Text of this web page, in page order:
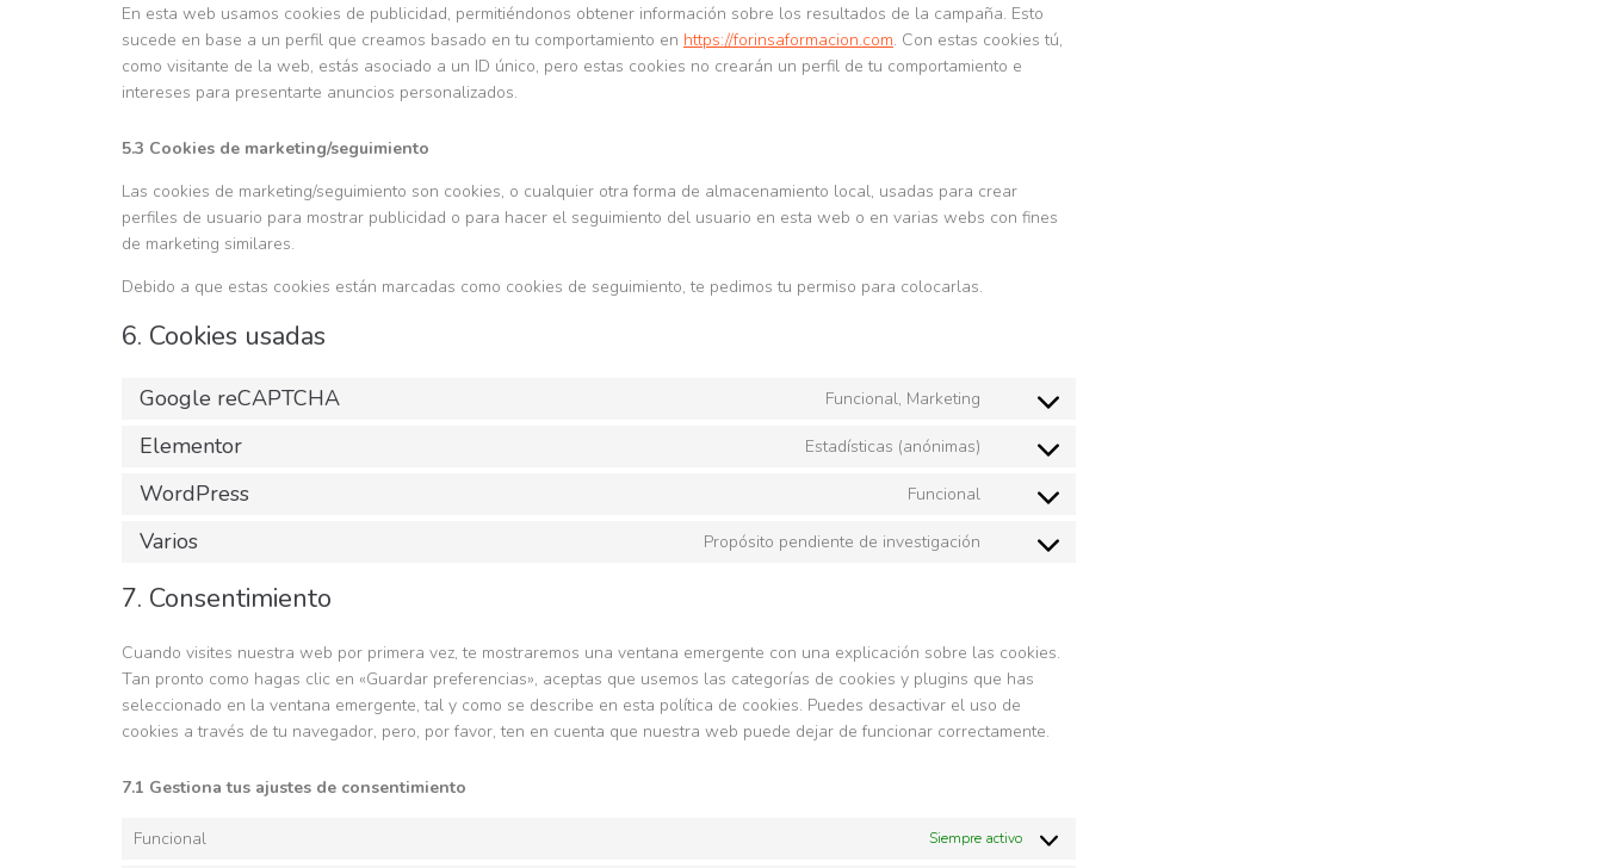
En esta web usamos cookies de publicidad, permitiéndonos obtener información sobre los resultados de la campaña. Esto
sucede en base a un perfil que creamos basado en tu comportamiento en https://forinsaformacion.com. Con estas cookies tú,
como visitante de la web, estás asociado a un ID único, pero estas cookies no crearán un perfil de tu comportamiento e
intereses para presentarte anuncios personalizados.
5.3 Cookies de marketing/seguimiento
Las cookies de marketing/seguimiento son cookies, o cualquier otra forma de almacenamiento local, usadas para crear
perfiles de usuario para mostrar publicidad o para hacer el seguimiento del usuario en esta web o en varias webs con fines
de marketing similares.
Debido a que estas cookies están marcadas como cookies de seguimiento, te pedimos tu permiso para colocarlas.
6. Cookies usadas
Google reCAPTCHA Funcional, Marketing
Elementor Estadísticas (anónimas)
WordPress Funcional
Varios Propósito pendiente de investigación
7. Consentimiento
Cuando visites nuestra web por primera vez, te mostraremos una ventana emergente con una explicación sobre las cookies.
Tan pronto como hagas clic en «Guardar preferencias», aceptas que usemos las categorías de cookies y plugins que has
seleccionado en la ventana emergente, tal y como se describe en esta política de cookies. Puedes desactivar el uso de
cookies a través de tu navegador, pero, por favor, ten en cuenta que nuestra web puede dejar de funcionar correctamente.
7.1 Gestiona tus ajustes de consentimiento
Funcional Siempre activo